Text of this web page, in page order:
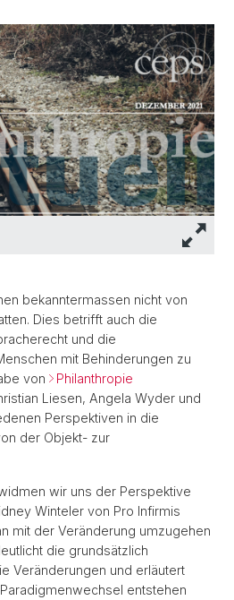
bekanntermassen nicht von
Dies betrifft auch die
und die
mit Behinderungen zu
von
Philanthropie
Liesen, Angela Wyder und
Perspektiven in die
der Objekt- zur
wir uns der Perspektive
Winteler von Pro Infirmis
mit der Veränderung umzugehen
die grundsätzlich
Veränderungen und erläutert
entstehen